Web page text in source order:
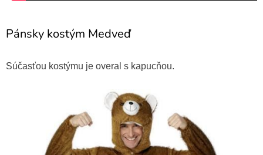
Pánsky kostým Medveď
Súčasťou kostýmu je overal s kapucňou.